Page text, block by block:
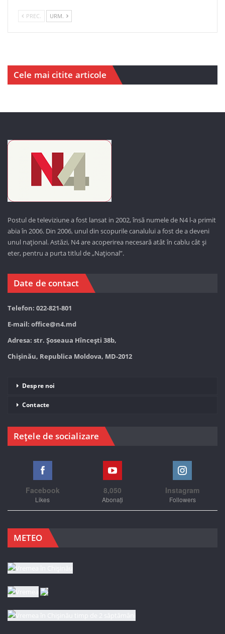
PREC. URM.
Cele mai citite articole
Postul de televiziune a fost lansat in 2002, însă numele de N4 l-a primit
abia în 2006. Din 2006, unul din scopurile canalului a fost de a deveni
unul național. Astăzi, N4 are acoperirea necesară atât în cablu cât și
eter, pentru a purta titlul de „Național”.
Date de contact
Telefon: 022-821-801
E-mail: office@n4.md
Adresa: str. Șoseaua Hînceşti 38b,
Chișinău, Republica Moldova, MD-2012
Despre noi
Contacte
Rețele de socializare
Facebook
Likes
8,050
Abonați
Instagram
Followers
METEO